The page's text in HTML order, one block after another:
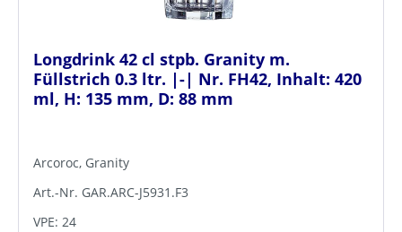
Longdrink 42 cl stpb. Granity m.
Füllstrich 0.3 ltr. |-| Nr. FH42, Inhalt: 420
ml, H: 135 mm, D: 88 mm
Arcoroc, Granity
Art.-Nr. GAR.ARC-J5931.F3
VPE: 24